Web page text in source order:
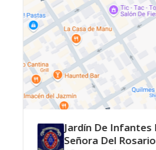
Jardín De Infantes
Señora Del Rosario